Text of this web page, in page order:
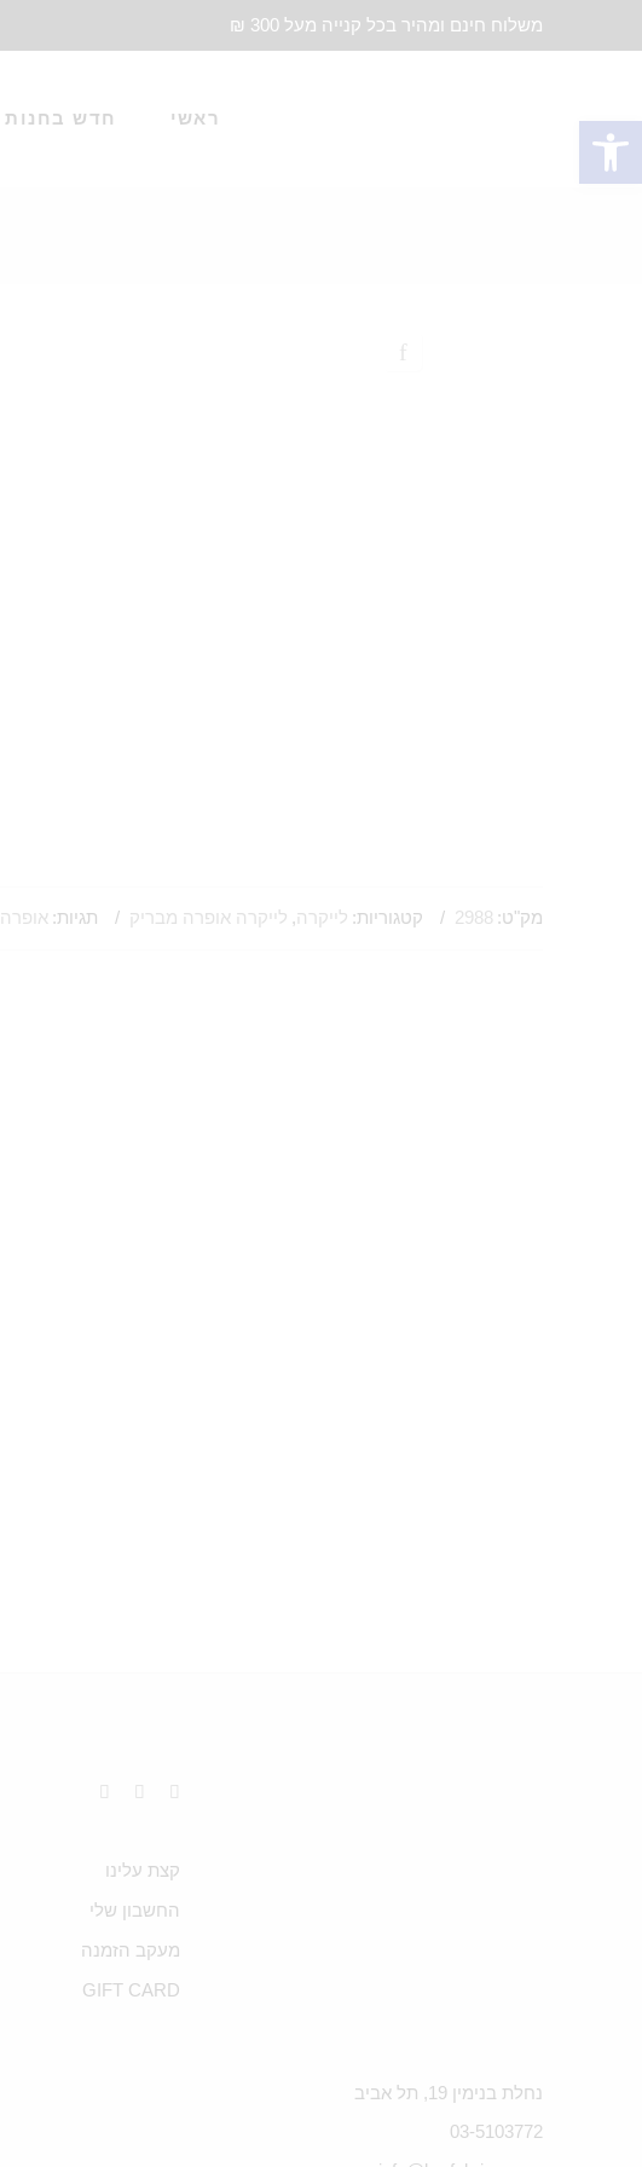
פתח סרגל נגישות
משלוח חינם ומהיר בכל קנייה מעל 300 ₪
ראשי חדש בחנות
מק"ט: 2988 קטגוריות: לייקרה, לייקרה אופרה מבריק תגיות: אופרה
נחלת בנימין 19, תל אביב
03-5103772
קצת עלינו
החשבון שלי
מעקב הזמנה
GIFT CARD